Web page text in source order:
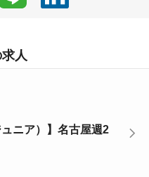
人
ニア）】名古屋週2